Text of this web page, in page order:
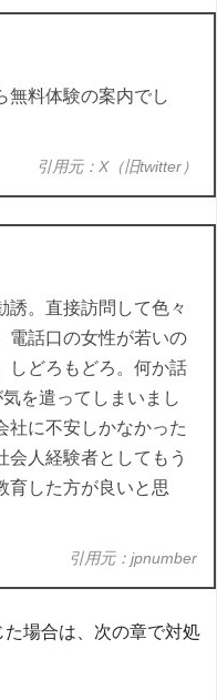
無料体験の案内でし
引用元：X（旧twitter）
誘。直接訪問して色々
電話口の女性が若いの
しどろもどろ。何か話
気を遣ってしまいまし
社に不安しかなかった
会人経験者としてもう
育した方が良いと思
引用元：jpnumber
場合は、次の章で対処